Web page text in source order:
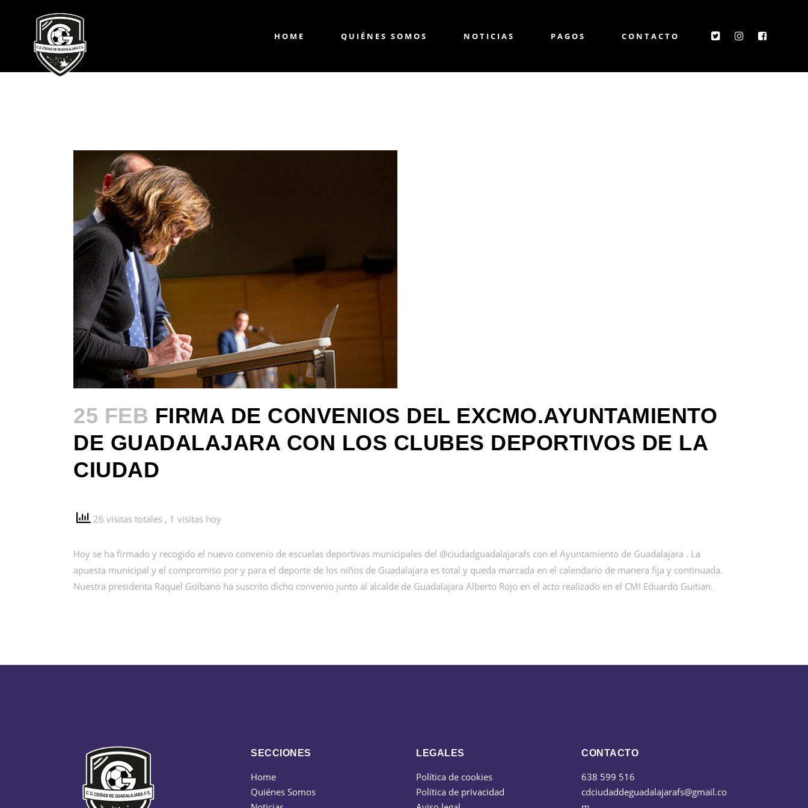
HOME QUIÉNES SOMOS NOTICIAS PAGOS CONTACTO
25 FEB FIRMA DE CONVENIOS DEL EXCMO.AYUNTAMIENTO
DE GUADALAJARA CON LOS CLUBES DEPORTIVOS DE LA
CIUDAD
26 visitas totales , 1 visitas hoy
Hoy se ha firmado y recogido el nuevo convenio de escuelas deportivas municipales del @ciudadguadalajarafs con el Ayuntamiento de Guadalajara . La
apuesta municipal y el compromiso por y para el deporte de los niños de Guadalajara es total y queda marcada en el calendario de manera fija y continuada.
Nuestra presidenta Raquel Golbano ha suscrito dicho convenio junto al alcalde de Guadalajara Alberto Rojo en el acto realizado en el CMI Eduardo Guitian.
SECCIONES
Home
Quiénes Somos
LEGALES
Política de cookies
Política de privacidad
CONTACTO
638 599 516
cdciudaddeguadalajarafs@gmail.co